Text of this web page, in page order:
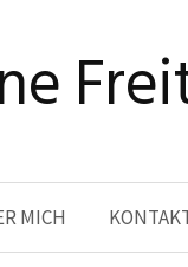
MICH